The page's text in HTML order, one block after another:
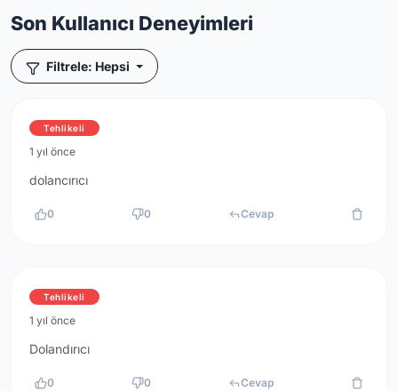
Son Kullanıcı Deneyimleri
Filtrele: Hepsi
Tehlikeli
1 yıl önce
dolancırıcı
0 0 Cevap
Tehlikeli
1 yıl önce
Dolandırıcı
0 0 Cevap